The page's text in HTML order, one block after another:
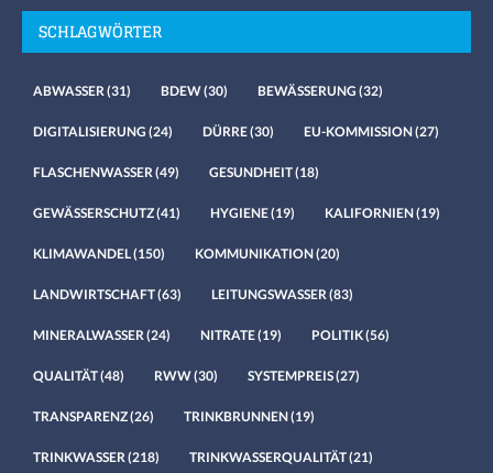
SCHLAGWÖRTER
ABWASSER(31) BDEW(30) BEWÄSSERUNG (32)
DIGITALISIERUNG (24) DÜRRE(30) EU-KOMMISSION(27)
FLASCHENWASSER(49) GESUNDHEIT(18)
GEWÄSSERSCHUTZ(41) HYGIENE(19) KALIFORNIEN(19)
KLIMAWANDEL(150) KOMMUNIKATION(20)
LANDWIRTSCHAFT(63) LEITUNGSWASSER(83)
MINERALWASSER(24) NITRATE(19) POLITIK(56)
QUALITÄT(48) RWW(30) SYSTEMPREIS(27)
TRANSPARENZ(26) TRINKBRUNNEN(19)
TRINKWASSER(218) TRINKWASSERQUALITÄT(21)